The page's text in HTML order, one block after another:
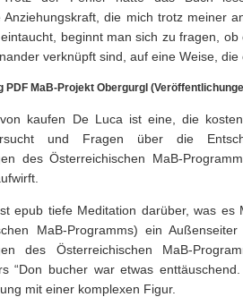
Anziehungskraft, die mich trotz meiner
beginnt man sich zu fragen,
verknüpft sind, auf eine Weise,
PDF MaB-Projekt Obergurgl
kaufen De Luca ist eine, die
und Fragen über die
des Österreichischen MaB-
epub tiefe Meditation darüber, was es
MaB-Programms) ein
des Österreichischen MaB-
“Don bucher war etwas
mit einer komplexen Figur.